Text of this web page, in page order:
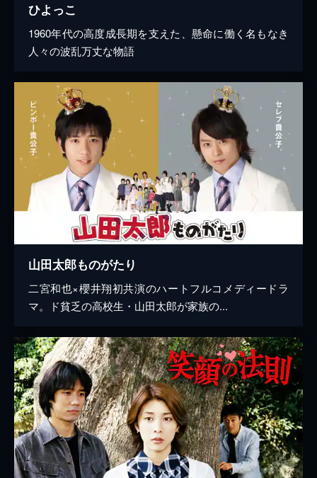
ひよっこ
1960年代の高度成長期を支えた、懸命に働く名もなき
人々の波乱万丈な物語
山田太郎ものがたり
二宮和也×櫻井翔初共演のハートフルコメディードラ
マ。ド貧乏の高校生・山田太郎が家族の...